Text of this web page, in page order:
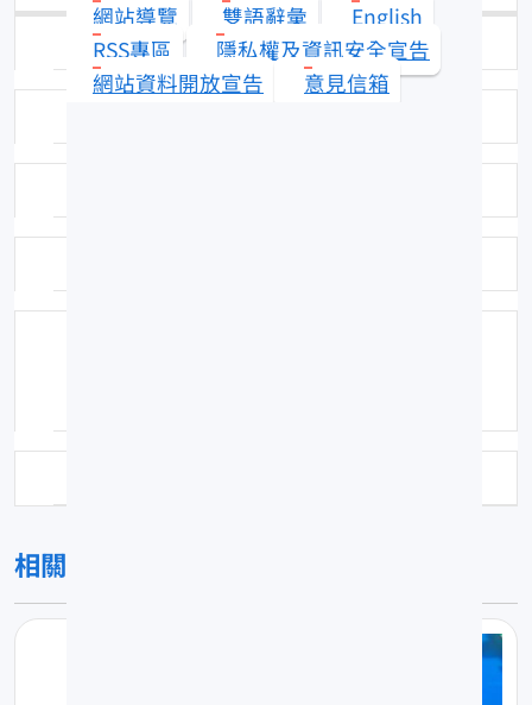
網站導覽 雙語辭彙
English
RSS專區
隱私權及資訊安全宣告
網站資料開放宣告
意見信箱
日期：100-08-17
相關圖片